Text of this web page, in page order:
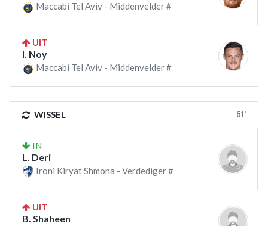
Maccabi Tel Aviv - Middenvelder #
UIT
I. Noy
Maccabi Tel Aviv - Middenvelder #
WISSEL 61'
IN
L. Deri
Ironi Kiryat Shmona - Verdediger #
UIT
B. Shaheen